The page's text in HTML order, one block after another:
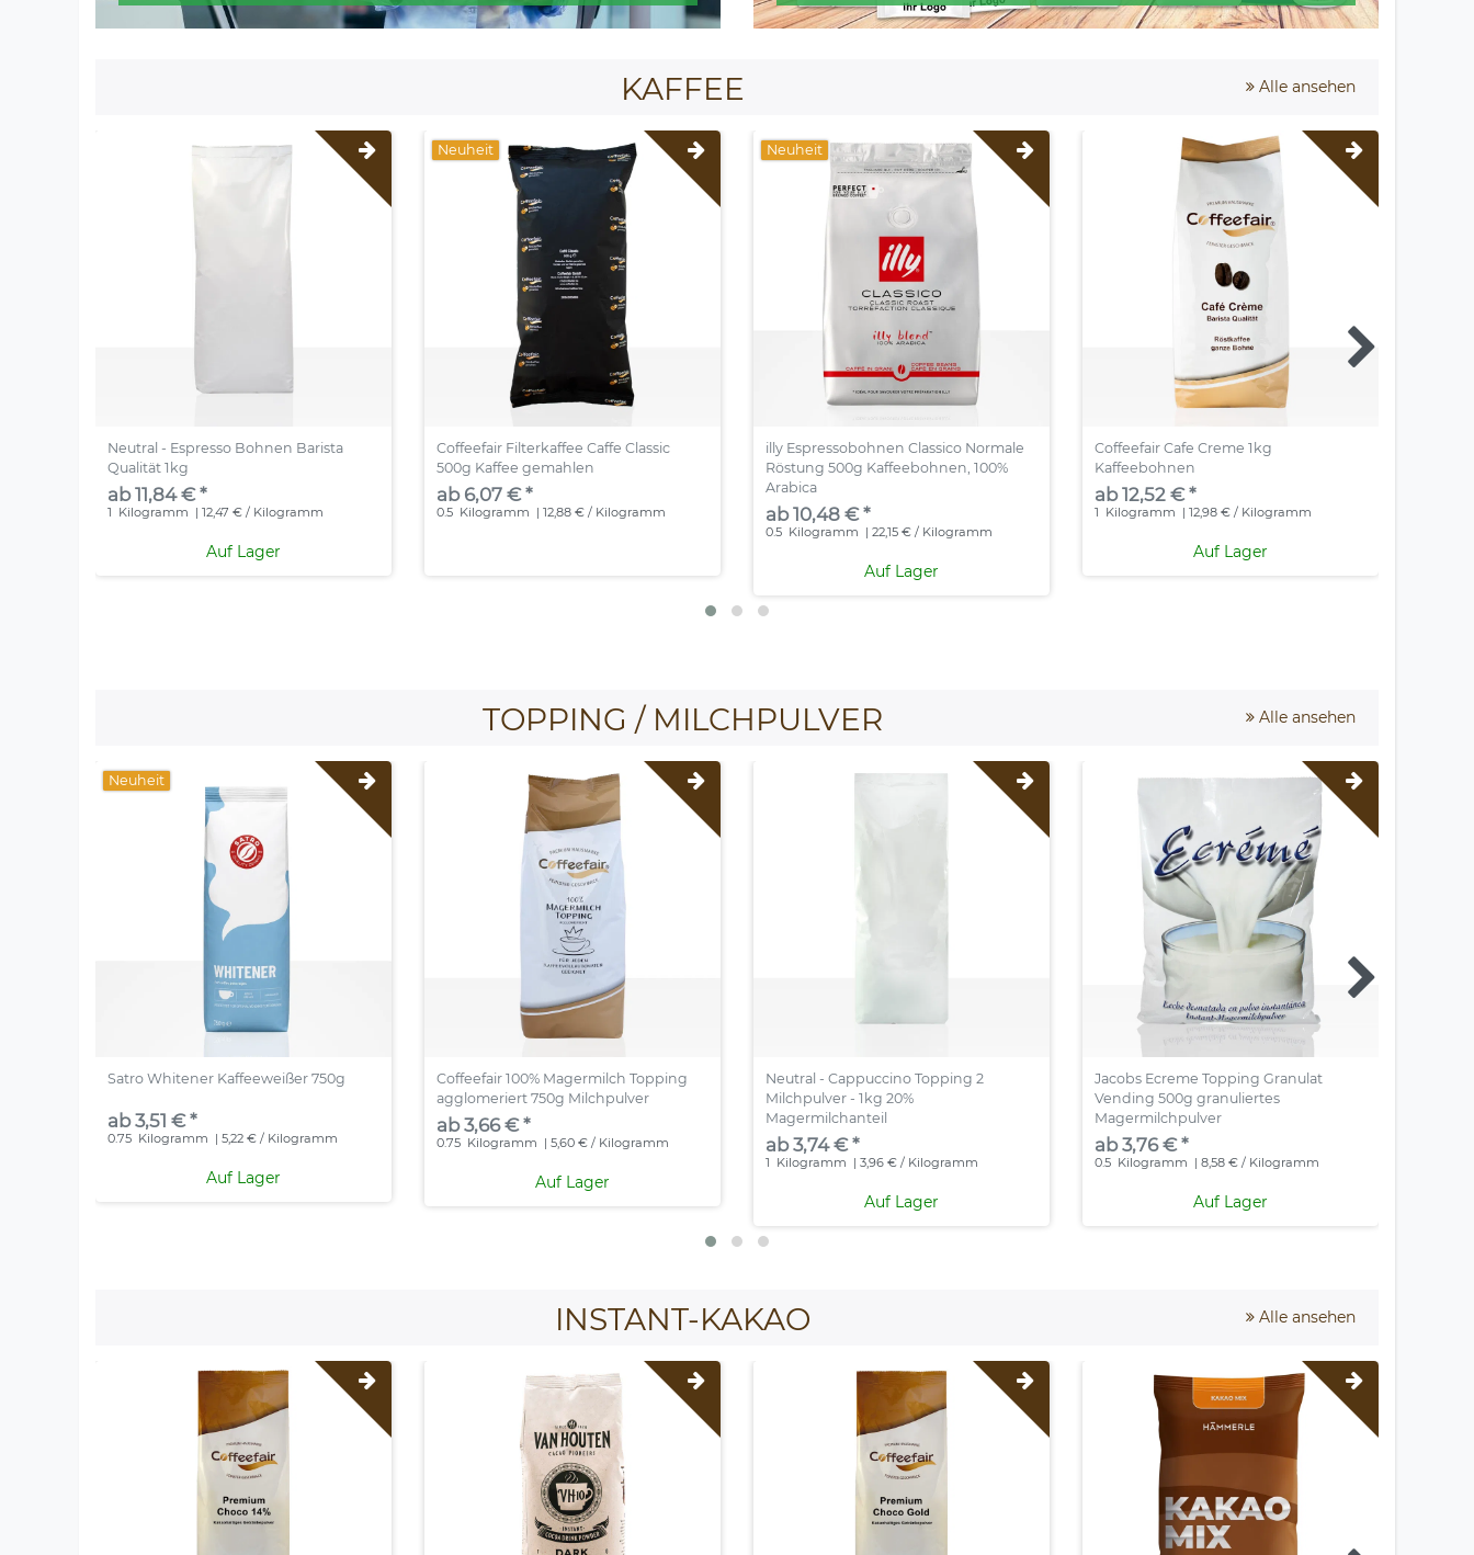
KAFFEE Alle ansehen
Neutral - Espresso Bohnen Barista
Qualität 1kg
ab 11,84 € *
1 Kilogramm | 12,47 € / Kilogramm
Auf Lager
Neuheit
Coffeefair Filterkaffee Caffe Classic
500g Kaffee gemahlen
ab 6,07 € *
0.5 Kilogramm | 12,88 € / Kilogramm
Neuheit
illy Espressobohnen Classico Normale
Röstung 500g Kaffeebohnen, 100%
Arabica
ab 10,48 € *
0.5 Kilogramm | 22,15 € / Kilogramm
Auf Lager
Coffeefair Cafe Creme 1kg
Kaffeebohnen
ab 12,52 € *
1 Kilogramm | 12,98 € / Kilogramm
Auf Lager
TOPPING / MILCHPULVER Alle ansehen
Neuheit
Satro Whitener Kaffeeweißer 750g
ab 3,51 € *
0.75 Kilogramm | 5,22 € / Kilogramm
Auf Lager
Coffeefair 100% Magermilch Topping
agglomeriert 750g Milchpulver
ab 3,66 € *
0.75 Kilogramm | 5,60 € / Kilogramm
Auf Lager
Neutral - Cappuccino Topping 2
Milchpulver - 1kg 20%
Magermilchanteil
ab 3,74 € *
1 Kilogramm | 3,96 € / Kilogramm
Auf Lager
Jacobs Ecreme Topping Granulat
Vending 500g granuliertes
Magermilchpulver
ab 3,76 € *
0.5 Kilogramm | 8,58 € / Kilogramm
Auf Lager
INSTANT-KAKAO Alle ansehen